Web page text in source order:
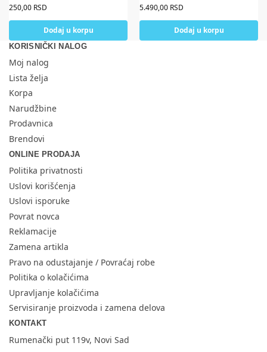
250,00 RSD
Dodaj u korpu
5.490,00 RSD
Dodaj u korpu
KORISNIČKI NALOG
Moj nalog
Lista želja
Korpa
Narudžbine
Prodavnica
Brendovi
ONLINE PRODAJA
Politika privatnosti
Uslovi korišćenja
Uslovi isporuke
Povrat novca
Reklamacije
Zamena artikla
Pravo na odustajanje / Povraćaj robe
Politika o kolačićima
Upravljanje kolačićima
Servisiranje proizvoda i zamena delova
KONTAKT
Rumenački put 119v, Novi Sad